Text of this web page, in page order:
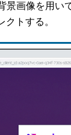
画像を用い
トする。